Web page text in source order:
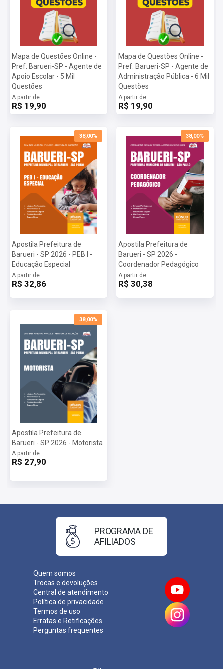
*O prazo de acesso começa a contar a partir da data de confirmação de
Mapa de Questões Online -
Pref. Barueri-SP - Agente de
Apoio Escolar - 5 Mil
Questões
A partir de
R$ 19,90
Mapa de Questões Online -
Pref. Barueri-SP - Agente de
Administração Pública - 6 Mil
Questões
A partir de
R$ 19,90
38,00%
Apostila Prefeitura de
Barueri - SP 2026 - PEB I -
Educação Especial
A partir de
R$ 32,86
38,00%
Apostila Prefeitura de
Barueri - SP 2026 -
Coordenador Pedagógico
A partir de
R$ 30,38
38,00%
Apostila Prefeitura de
Barueri - SP 2026 - Motorista
A partir de
R$ 27,90
Quem somos
Trocas e devoluções
Central de atendimento
Política de privacidade
Termos de uso
Erratas e Retificações
Perguntas frequentes
PROGRAMA DE
AFILIADOS